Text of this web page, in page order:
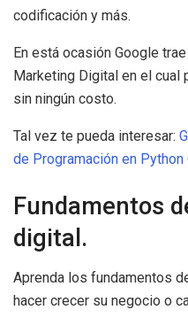
codificación y más.
En está ocasión Google
Marketing Digital en el cual
sin ningún costo.
Tal vez te pueda interesar:
de Programación en Python
Fundamentos
digital.
Aprenda los fundamentos
hacer crecer su negocio o